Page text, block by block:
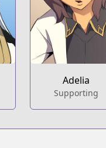
Adelia
Supporting